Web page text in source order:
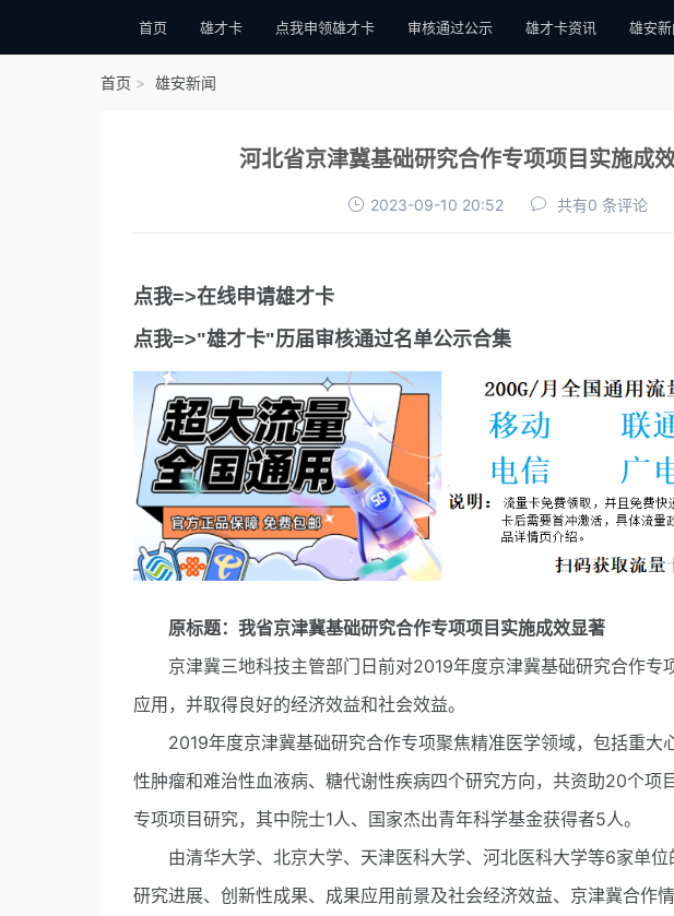
首页 雄才卡 点我申领雄才卡 审核通过公示 雄才卡资讯 雄安新
首页 雄安新闻
河北省京津冀基础研究合作专项项目实施成
2023-09-10 20:52 共有0 条评论
点我=>在线申请雄才卡
点我=>"雄才卡"历届审核通过名单公示合集
原标题：我省京津冀基础研究合作专项项目实施成效显著
京津冀三地科技主管部门日前对2019年度京津冀基础研究合作专
应用，并取得良好的经济效益和社会效益。
2019年度京津冀基础研究合作专项聚焦精准医学领域，包括重大
性肿瘤和难治性血液病、糖代谢性疾病四个研究方向，共资助20个项
专项项目研究，其中院士1人、国家杰出青年科学基金获得者5人。
由清华大学、北京大学、天津医科大学、河北医科大学等6家单位
研究进展、创新性成果、成果应用前景及社会经济效益、京津冀合作